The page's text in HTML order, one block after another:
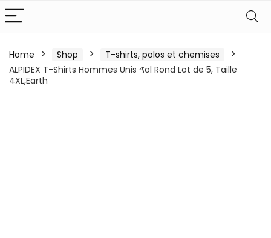
Home Shop
T-shirts, polos et chemises
ALPIDEX T-Shirts Hommes Unis ࠃol Rond Lot de 5, Taille
4XL,Earth